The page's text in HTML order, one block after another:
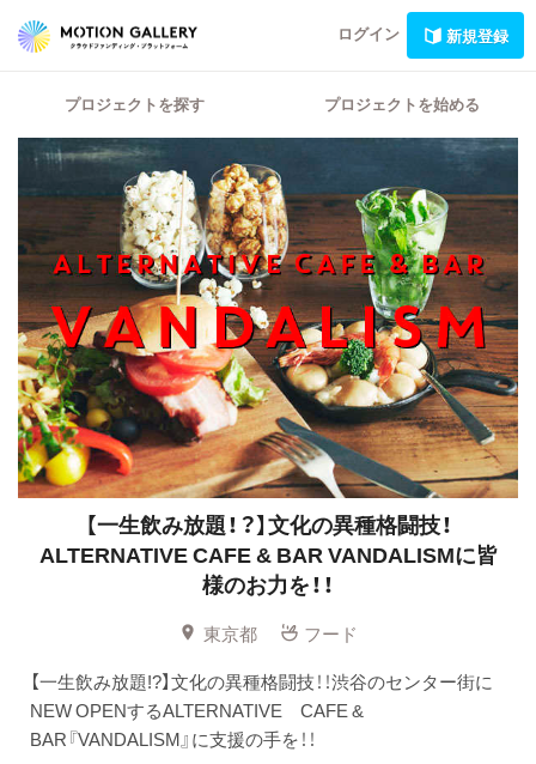
ログイン 新規登録
プロジェクトを探す プロジェクトを始める
【一生飲み放題！？】文化の異種格闘技！
ALTERNATIVE CAFE & BAR VANDALISMに皆
様のお力を！！
東京都
フード
【一生飲み放題!?】文化の異種格闘技！！渋谷のセンター街に
NEW OPENするALTERNATIVE CAFE &
BAR『VANDALISM』に支援の手を！！